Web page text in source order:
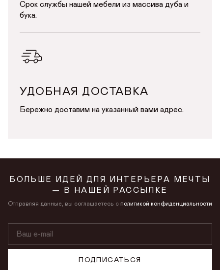
Срок службы нашей мебели из массива дуба и
бука.
УДОБНАЯ ДОСТАВКА
Бережно доставим на указанный вами адрес.
БОЛЬШЕ ИДЕЙ ДЛЯ ИНТЕРЬЕРА МЕЧТЫ
— В НАШЕЙ РАССЫЛКЕ
Отправляя данные, вы соглашаетесь с политикой конфиденциальности
ПОДПИСАТЬСЯ